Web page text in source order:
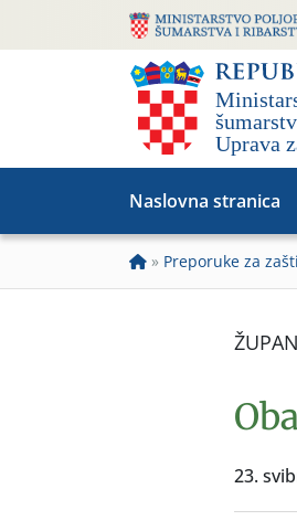
Naslovna stranica
» Preporuke za
23.